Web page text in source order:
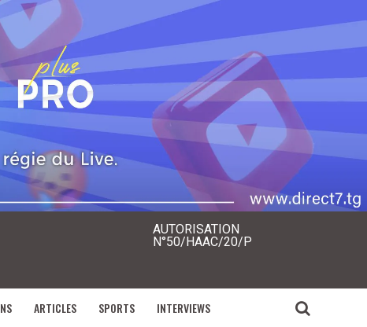
AUTORISATION
N°50/HAAC/20/P
ARTICLES SPORTS INTERVIEWS